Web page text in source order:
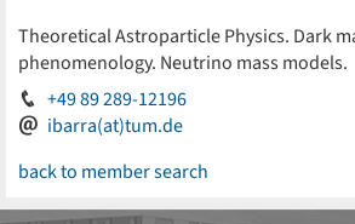
Theoretical Astroparticle Physics. Dark
phenomenology. Neutrino mass models.
+49 89 289-12196
ibarra(at)tum.de
back to member search